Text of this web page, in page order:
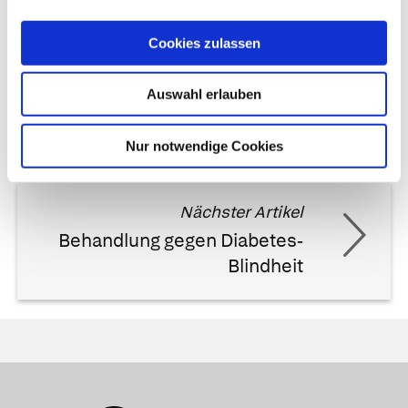
Cookies zulassen
Auswahl erlauben
Nur notwendige Cookies
Vorheriger Artikel
Aromatherapie
Nächster Artikel
Behandlung gegen Diabetes-
Blindheit